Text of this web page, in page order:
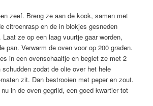
zeef. Breng ze aan de kook, samen met
citroenrasp en de in blokjes gesneden
Laat ze op een laag vuurtje gaar worden,
pan. Verwarm de oven voor op 200 graden.
in een ovenschaaltje en begiet ze met 2
zodat de olie over het hele
zit. Dan bestrooien met peper en zout.
in de oven gegrild, een goed kwartier tot